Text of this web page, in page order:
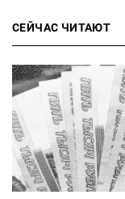
СЕЙЧАС ЧИТАЮТ